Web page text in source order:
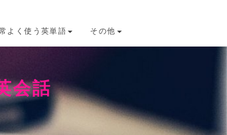
よく使う英単語 その他
会話